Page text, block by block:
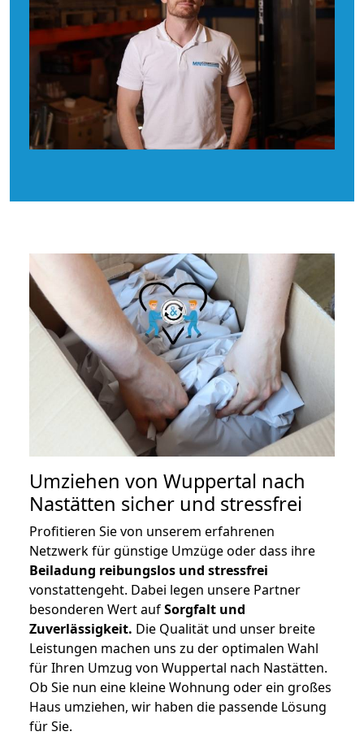
Umziehen von Wuppertal nach
Nastätten sicher und stressfrei
Profitieren Sie von unserem erfahrenen
Netzwerk für günstige Umzüge oder dass ihre
Beiladung reibungslos und stressfrei
vonstattengeht. Dabei legen unsere Partner
besonderen Wert aufSorgfalt und
Zuverlässigkeit. Die Qualität und unser breite
Leistungen machen uns zu der optimalen Wahl
für Ihren Umzug von Wuppertal nach Nastätten.
Ob Sie nun eine kleine Wohnung oder ein großes
Haus umziehen, wir haben die passende Lösung
für Sie.